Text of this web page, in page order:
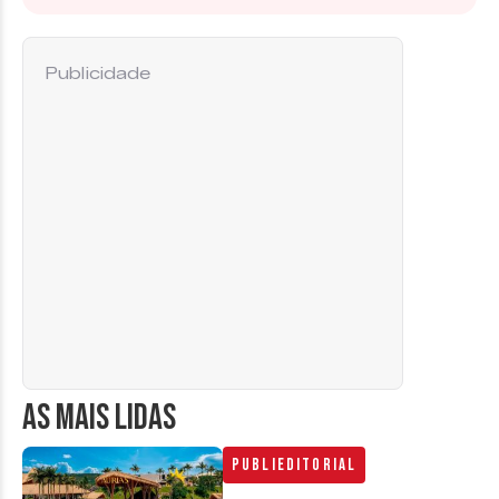
AS MAIS LIDAS
Publieditorial
Publicidade